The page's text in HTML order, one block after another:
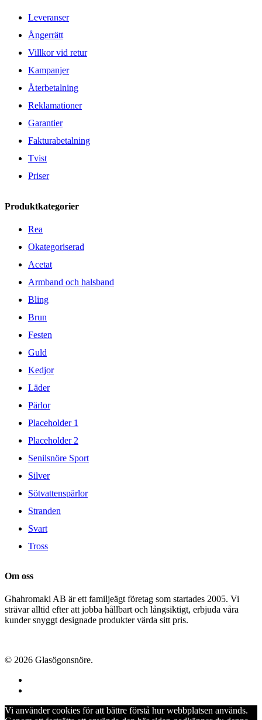
Leveranser
Ångerrätt
Villkor vid retur
Kampanjer
Återbetalning
Reklamationer
Garantier
Fakturabetalning
Tvist
Priser
Produktkategorier
Rea
Okategoriserad
Acetat
Armband och halsband
Bling
Brun
Festen
Guld
Kedjor
Läder
Pärlor
Placeholder 1
Placeholder 2
Senilsnöre Sport
Silver
Sötvattenspärlor
Stranden
Svart
Tross
Om oss
Ghahromaki AB är ett familjeägt företag som startades 2005. Vi
strävar alltid efter att jobba hållbart och långsiktigt, erbjuda våra
kunder snyggt designade produkter värda sitt pris.
© 2026 Glasögonsnöre.
Vi använder cookies för att bättre förstå hur webbplatsen används.